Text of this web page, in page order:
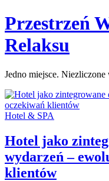
Skip
to
content
Przestrzeń
Relaksu
Jedno miejsce. Niezliczone
Categories:
Hotel & SPA
Hotel jako
wydarzeń –
klientów